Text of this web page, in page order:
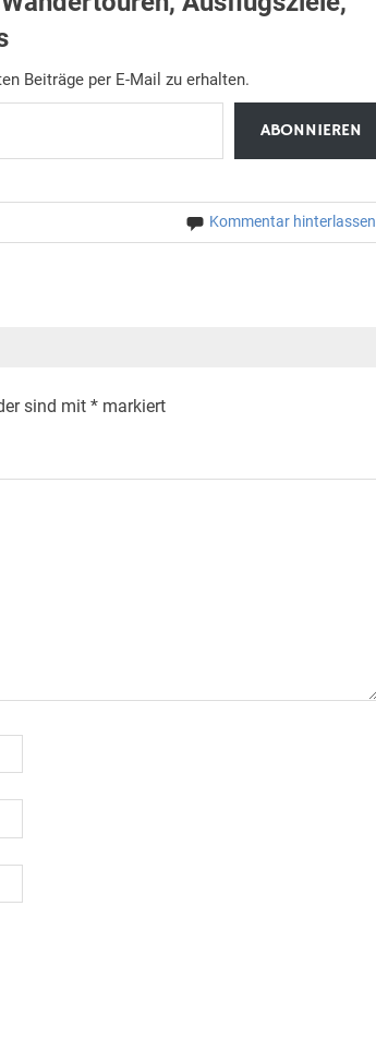
Beiträge per E-Mail zu erhalten.
ABONNIEREN
Kommentar hinterlassen
sind mit *markiert